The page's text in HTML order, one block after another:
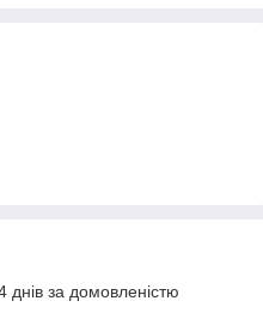
за домовленістю